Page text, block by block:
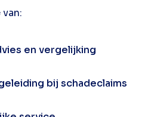
en vergelijking
bij schadeclaims